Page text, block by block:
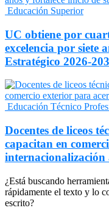
Educación Superior
UC obtiene por
excelencia por siete
Estratégico 2026-
Educación Técnico
Docentes de liceos
capacitan en
internacionalización
¿Está buscando
rápidamente el texto y lo
escrito?